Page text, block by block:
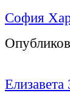
София